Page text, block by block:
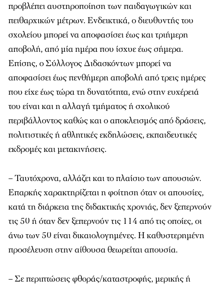
προβλέπει αυστηροποίηση των παιδαγωγικών και
πειθαρχικών μέτρων. Ενδεικτικά, ο διευθυντής του
σχολείου μπορεί να αποφασίσει έως και τριήμερη
αποβολή, από μία ημέρα που ίσχυε έως σήμερα.
Επίσης, ο Σύλλογος Διδασκόντων μπορεί να
αποφασίσει έως πενθήμερη αποβολή από τρεις ημέρες
που είχε έως τώρα τη δυνατότητα, ενώ στην ευχέρειά
του είναι και η αλλαγή τμήματος ή σχολικού
περιβάλλοντος καθώς και ο αποκλεισμός από δράσεις,
πολιτιστικές ή αθλητικές εκδηλώσεις, εκπαιδευτικές
εκδρομές και μετακινήσεις.
– Ταυτόχρονα, αλλάζει και το πλαίσιο των απουσιών.
Επαρκής χαρακτηρίζεται η φοίτηση όταν οι απουσίες,
κατά τη διάρκεια της διδακτικής χρονιάς, δεν ξεπερνούν
τις 50 ή όταν δεν ξεπερνούν τις 114 από τις οποίες, οι
άνω των 50 είναι δικαιολογημένες. Η καθυστερημένη
προσέλευση στην αίθουσα θεωρείται απουσία.
– Σε περιπτώσεις φθοράς/καταστροφής, μερικής ή